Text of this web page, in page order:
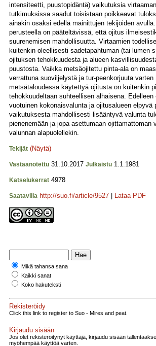
intensiteetti, puustopidäntä) vaikutuksia
tutkimuksissa saadut toisistaan poikkeavat
ainakin osaksi edellä mainittujen tekijöiden
perusteella on pääteltävissä, että ojitus
suurenemisen mahdollisuutta. Virtaamien
kuitenkin oleellisesti sadetapahtuman (tai lumen
ojituksen tehokkuudesta ja alueen
puustosta. Vaikka metsäojitettu pinta-ala on
verrattuna suoviljelystä ja tur-peenkorjuuta varten
metsätaloudessa käytettyä ojitusta on kuitenkin
tehokkuudeltaan suhteellisen alhaisena.
vuotuinen kokonaisvalunta ja ojitusalueen elpyvä
vaikutuksesta mahdollisesti lisääntyvä valunta
pienenemään ja jopa asettumaan ojittamattoman
valunnan alapuolellekin.
Tekijät (Näytä)
Vastaanotettu 31.10.2017 Julkaistu 1.1.1981
Katselukerrat 4978
Saatavilla http://suo.fi/article/9527 Lataa PDF
Mikä tahansa sana
Kaikki sanat
Koko hakuteksti
Rekisteröidy
Click this link to register to Suo - Mires and peat.
Kirjaudu sisään
Jos olet rekisteröitynyt käyttäjä, kirjaudu sisään
myöhempää käyttöä varten.